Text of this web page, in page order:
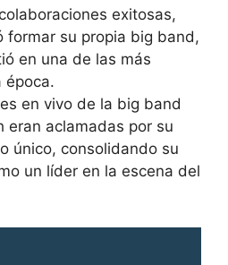
exitosas,
formar su propia big band,
en una de las más
época.
en vivo de la big band
eran aclamadas por su
único, consolidando su
un líder en la escena del